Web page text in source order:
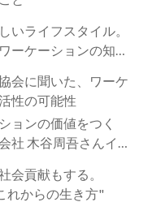
いライフスタイル。
ーケーションの知ら
会に聞いた、ワーケ
性の可能性
ョンの価値をつく
社 木谷周吾さんイン
会貢献もする。
れからの生き方"